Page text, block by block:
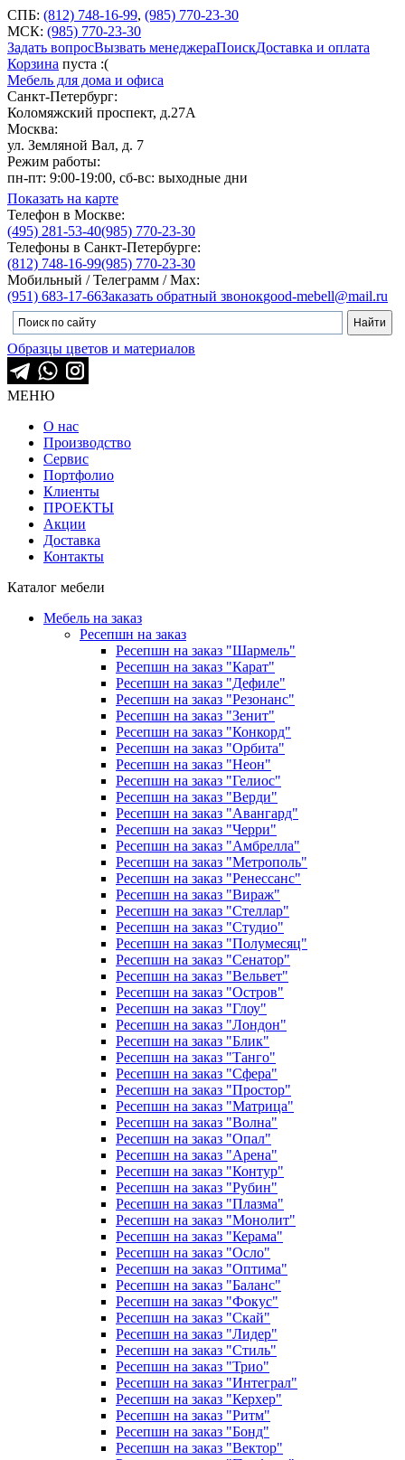
СПБ: (812) 748-16-99, (985) 770-23-30
МСК: (985) 770-23-30
Задать вопросВызвать менеджераПоискДоставка и оплата
Корзина пуста :(
Мебель для дома и офиса
Санкт-Петербург:
Коломяжский проспект, д.27А
Москва:
ул. Земляной Вал, д. 7
Режим работы:
пн-пт: 9:00-19:00, сб-вс: выходные дни
Показать на карте
Телефон в Москве:
(495) 281-53-40(985) 770-23-30
Телефоны в Санкт-Петербурге:
(812) 748-16-99(985) 770-23-30
Мобильный / Телеграмм / Max:
(951) 683-17-66Заказать обратный звонокgood-mebell@mail.ru
Образцы цветов и материалов
МЕНЮ
О нас
Производство
Сервис
Портфолио
Клиенты
ПРОЕКТЫ
Акции
Доставка
Контакты
Каталог мебели
Мебель на заказ
Ресепшн на заказ
Ресепшн на заказ "Шармель"
Ресепшн на заказ "Карат"
Ресепшн на заказ "Дефиле"
Ресепшн на заказ "Резонанс"
Ресепшн на заказ "Зенит"
Ресепшн на заказ "Конкорд"
Ресепшн на заказ "Орбита"
Ресепшн на заказ "Неон"
Ресепшн на заказ "Гелиос"
Ресепшн на заказ "Верди"
Ресепшн на заказ "Авангард"
Ресепшн на заказ "Черри"
Ресепшн на заказ "Амбрелла"
Ресепшн на заказ "Метрополь"
Ресепшн на заказ "Ренессанс"
Ресепшн на заказ "Вираж"
Ресепшн на заказ "Стеллар"
Ресепшн на заказ "Студио"
Ресепшн на заказ "Полумесяц"
Ресепшн на заказ "Сенатор"
Ресепшн на заказ "Вельвет"
Ресепшн на заказ "Остров"
Ресепшн на заказ "Глоу"
Ресепшн на заказ "Лондон"
Ресепшн на заказ "Блик"
Ресепшн на заказ "Танго"
Ресепшн на заказ "Сфера"
Ресепшн на заказ "Простор"
Ресепшн на заказ "Матрица"
Ресепшн на заказ "Волна"
Ресепшн на заказ "Опал"
Ресепшн на заказ "Арена"
Ресепшн на заказ "Контур"
Ресепшн на заказ "Рубин"
Ресепшн на заказ "Плазма"
Ресепшн на заказ "Монолит"
Ресепшн на заказ "Керама"
Ресепшн на заказ "Осло"
Ресепшн на заказ "Оптима"
Ресепшн на заказ "Баланс"
Ресепшн на заказ "Фокус"
Ресепшн на заказ "Скай"
Ресепшн на заказ "Лидер"
Ресепшн на заказ "Стиль"
Ресепшн на заказ "Трио"
Ресепшн на заказ "Интеграл"
Ресепшн на заказ "Керхер"
Ресепшн на заказ "Ритм"
Ресепшн на заказ "Бонд"
Ресепшн на заказ "Вектор"